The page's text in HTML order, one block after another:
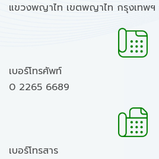
แขวงพญาไท เขตพญาไท กรุงเทพ
เบอร์โทรศัพท์
0 2265 6689
เบอร์โทรสาร